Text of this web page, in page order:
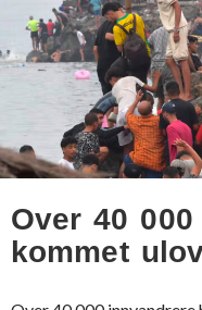
Over 40
kommet